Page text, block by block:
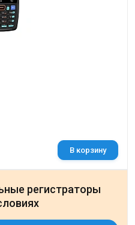
В корзину
регистраторы